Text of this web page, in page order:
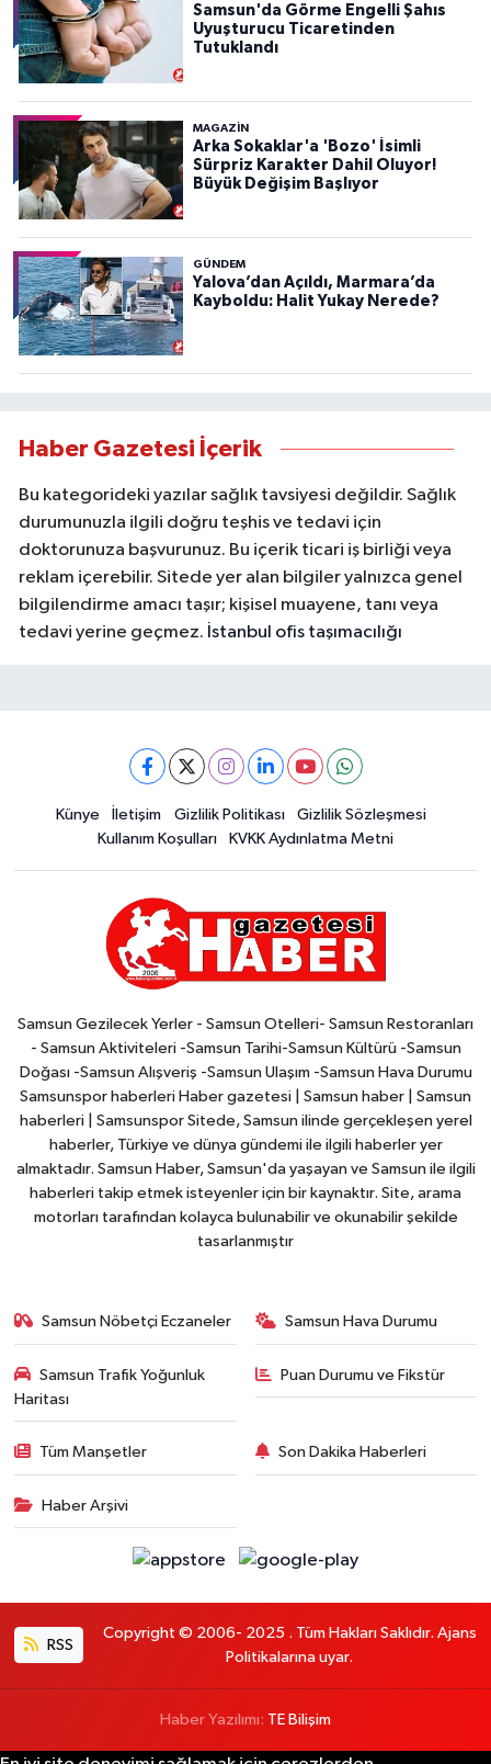
Samsun'da Görme Engelli Şahıs
Uyuşturucu Ticaretinden
Tutuklandı
MAGAZİN
Arka Sokaklar'a 'Bozo' İsimli
Sürpriz Karakter Dahil Oluyor!
Büyük Değişim Başlıyor
GÜNDEM
Yalova’dan Açıldı, Marmara’da
Kayboldu: Halit Yukay Nerede?
Haber Gazetesi İçerik
Bu kategorideki yazılar sağlık tavsiyesi değildir. Sağlık
durumunuzla ilgili doğru teşhis ve tedavi için
doktorunuza başvurunuz. Bu içerik ticari iş birliği veya
reklam içerebilir. Sitede yer alan bilgiler yalnızca genel
bilgilendirme amacı taşır; kişisel muayene, tanı veya
tedavi yerine geçmez. İstanbul ofis taşımacılığı
Künye İletişim Gizlilik Politikası
Gizlilik Sözleşmesi
Kullanım Koşulları
KVKK Aydınlatma Metni
Samsun Gezilecek Yerler - Samsun Otelleri- Samsun Restoranları
- Samsun Aktiviteleri -Samsun Tarihi-Samsun Kültürü -Samsun
Doğası -Samsun Alışveriş -Samsun Ulaşım -Samsun Hava Durumu
Samsunspor haberleri Haber gazetesi | Samsun haber | Samsun
haberleri | Samsunspor Sitede, Samsun ilinde gerçekleşen yerel
haberler, Türkiye ve dünya gündemi ile ilgili haberler yer
almaktadır. Samsun Haber, Samsun'da yaşayan ve Samsun ile ilgili
haberleri takip etmek isteyenler için bir kaynaktır. Site, arama
motorları tarafından kolayca bulunabilir ve okunabilir şekilde
tasarlanmıştır
Samsun Nöbetçi Eczaneler Samsun Hava Durumu
Samsun Trafik Yoğunluk
Haritası
Puan Durumu ve Fikstür
Tüm Manşetler Son Dakika Haberleri
Haber Arşivi
RSS
Copyright © 2006- 2025 . Tüm Hakları Saklıdır. Ajans
Politikalarına uyar.
Haber Yazılımı: TE Bilişim